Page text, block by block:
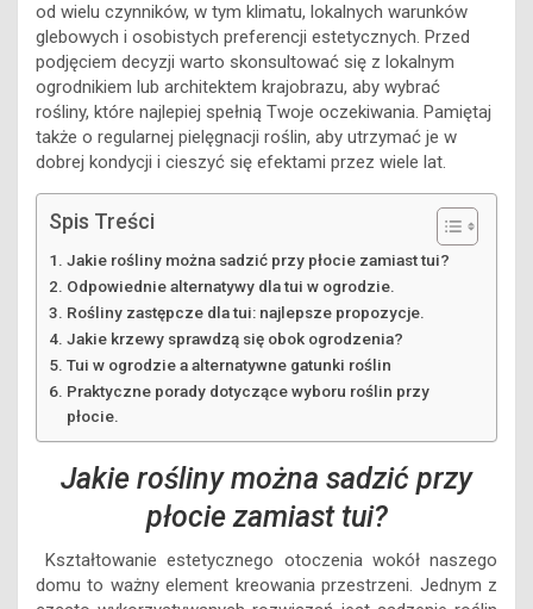
od wielu czynników, w tym klimatu, lokalnych warunków
glebowych i osobistych preferencji estetycznych. Przed
podjęciem decyzji warto skonsultować się z lokalnym
ogrodnikiem lub architektem krajobrazu, aby wybrać
rośliny, które najlepiej spełnią Twoje oczekiwania. Pamiętaj
także o regularnej pielęgnacji roślin, aby utrzymać je w
dobrej kondycji i cieszyć się efektami przez wiele lat.
Spis Treści
Jakie rośliny można sadzić przy płocie zamiast tui?
Odpowiednie alternatywy dla tui w ogrodzie.
Rośliny zastępcze dla tui: najlepsze propozycje.
Jakie krzewy sprawdzą się obok ogrodzenia?
Tui w ogrodzie a alternatywne gatunki roślin
Praktyczne porady dotyczące wyboru roślin przy
płocie.
Jakie rośliny można sadzić przy
płocie zamiast tui?
Kształtowanie estetycznego otoczenia wokół naszego
domu to ważny element kreowania przestrzeni. Jednym z